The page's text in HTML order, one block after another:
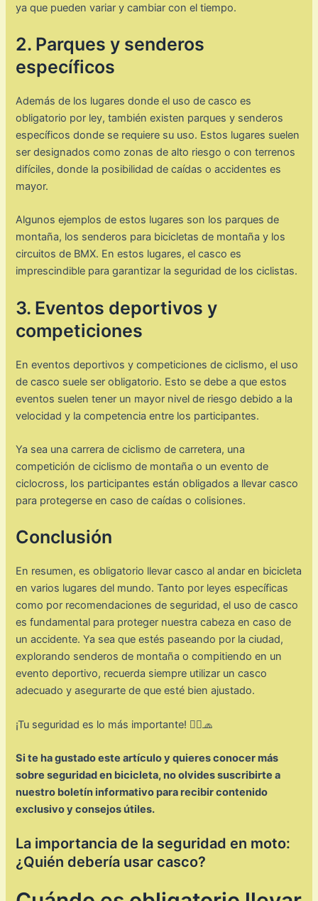
ya que pueden variar y cambiar con el tiempo.
2. Parques y senderos
específicos
Además de los lugares donde el uso de casco es
obligatorio por ley, también existen parques y senderos
específicos donde se requiere su uso. Estos lugares suelen
ser designados como zonas de alto riesgo o con terrenos
difíciles, donde la posibilidad de caídas o accidentes es
mayor.
Algunos ejemplos de estos lugares son los parques de
montaña, los senderos para bicicletas de montaña y los
circuitos de BMX. En estos lugares, el casco es
imprescindible para garantizar la seguridad de los ciclistas.
3. Eventos deportivos y
competiciones
En eventos deportivos y competiciones de ciclismo, el uso
de casco suele ser obligatorio. Esto se debe a que estos
eventos suelen tener un mayor nivel de riesgo debido a la
velocidad y la competencia entre los participantes.
Ya sea una carrera de ciclismo de carretera, una
competición de ciclismo de montaña o un evento de
ciclocross, los participantes están obligados a llevar casco
para protegerse en caso de caídas o colisiones.
Conclusión
En resumen, es obligatorio llevar casco al andar en bicicleta
en varios lugares del mundo. Tanto por leyes específicas
como por recomendaciones de seguridad, el uso de casco
es fundamental para proteger nuestra cabeza en caso de
un accidente. Ya sea que estés paseando por la ciudad,
explorando senderos de montaña o compitiendo en un
evento deportivo, recuerda siempre utilizar un casco
adecuado y asegurarte de que esté bien ajustado.
¡Tu seguridad es lo más importante! 🚴‍♀️🧢
Si te ha gustado este artículo y quieres conocer más
sobre seguridad en bicicleta, no olvides suscribirte a
nuestro boletín informativo para recibir contenido
exclusivo y consejos útiles.
La importancia de la seguridad en moto:
¿Quién debería usar casco?